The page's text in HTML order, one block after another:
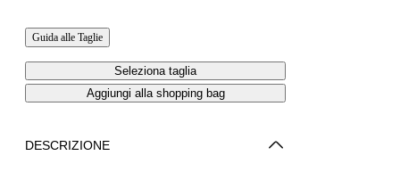
Guida alle Taglie
Seleziona taglia
Aggiungi alla shopping bag
DESCRIZIONE